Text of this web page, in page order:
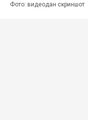
Фото: видеодан скриншот